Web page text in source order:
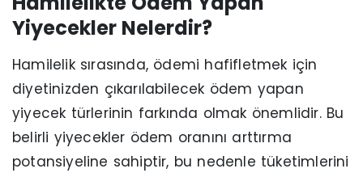
Yiyecekler Nelerdir?
Hamilelik sırasında, ödemi hafifletmek için
diyetinizden çıkarılabilecek ödem yapan
yiyecek türlerinin farkında olmak önemlidir. Bu
belirli yiyecekler ödem oranını arttırma
potansiyeline sahiptir, bu nedenle tüketimlerini